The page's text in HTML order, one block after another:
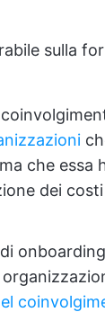
sulla
che essa
dei